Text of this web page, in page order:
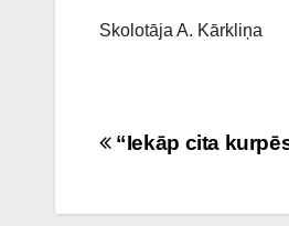
Skolotāja A. Kārkliņa
Ziņu
“Iekāp cita